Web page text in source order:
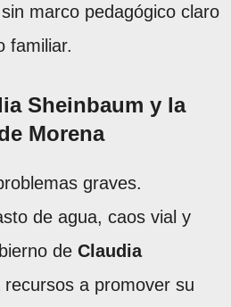
marco pedagógico claro
familiar.
Sheinbaum y la
Morena
graves.
de agua, caos vial y
de Claudia
recursos a promover su